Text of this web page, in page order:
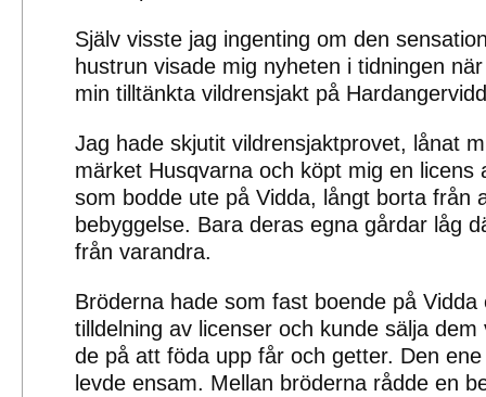
Själv visste jag ingenting om den
hustrun visade mig nyheten i tidningen
min tilltänkta vildrensjakt på
Jag hade skjutit vildrensjaktprovet, lånat
märket Husqvarna och köpt mig en licens
som bodde ute på Vidda, långt borta från
bebyggelse. Bara deras egna gårdar låg
från varandra.
Bröderna hade som fast boende på Vidda
tilldelning av licenser och kunde sälja
de på att föda upp får och getter. Den
levde ensam. Mellan bröderna rådde en